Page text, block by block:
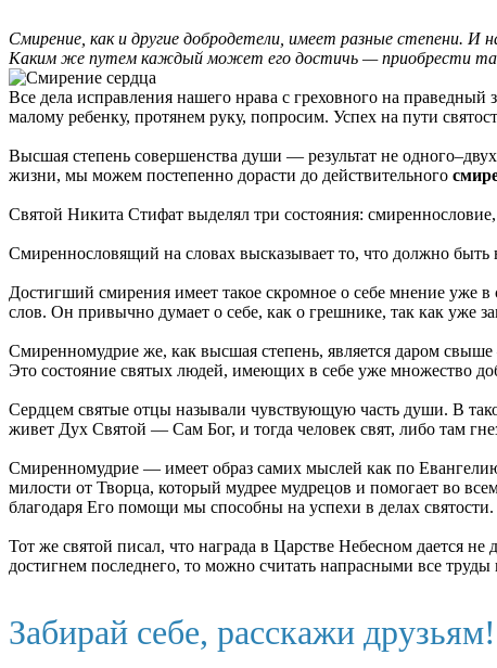
Смирение, как и другие добродетели, имеет разные степени.
Каким же путем каждый может его достичь — приобрести
Все дела исправления нашего нрава с греховного на
малому ребенку, протянем руку, попросим. Успех на пути
Высшая степень совершенства души — результат не
жизни, мы можем постепенно дорасти до действительного
Святой Никита Стифат выделял три состояния:
Смиреннословящий на словах высказывает то, что должно
Достигший смирения имеет такое скромное о себе мнение уже
слов. Он привычно думает о себе, как о грешнике, так как уже
Смиренномудрие же, как высшая степень, является даром
Это состояние святых людей, имеющих в себе уже множество
Сердцем святые отцы называли чувствующую часть души. В
живет Дух Святой — Сам Бог, и тогда человек свят, либо там
Смиренномудрие — имеет образ самих мыслей как по
милости от Творца, который мудрее мудрецов и помогает во
благодаря Его помощи мы способны на успехи в делах святости.
Тот же святой писал, что награда в Царстве Небесном дается
достигнем последнего, то можно считать напрасными все
Забирай себе, расскажи друзьям!